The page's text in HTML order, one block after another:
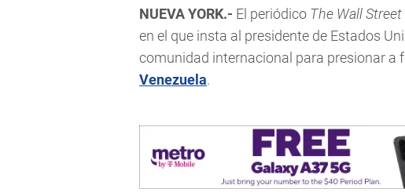
NUEVA YORK.- El periódico The Wall
en el que insta al presidente de Estados
comunidad internacional para presionar a
Venezuela.